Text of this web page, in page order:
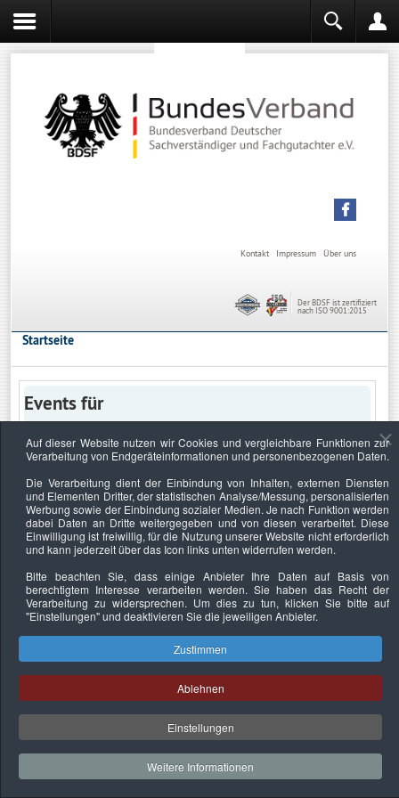
Über uns
Impressum
Kontakt
Der BDSF ist zertifiziert
nach ISO 9001:2015
Startseite
Events für
Keine Termine
Datenschutzerklärung Urheberrechtsnachweise Nachhaltigkeit
Copyright © 2026. Bundesverband Deutscher
Sachverständiger und Fachgutachter e.V..
Auf dieser Website nutzen wir Cookies und vergleichbare Funktionen zur
Verarbeitung von Endgeräteinformationen und personenbezogenen Daten.
Die Verarbeitung dient der Einbindung von Inhalten, externen Diensten
und Elementen Dritter, der statistischen Analyse/Messung, personalisierten
Werbung sowie der Einbindung sozialer Medien. Je nach Funktion werden
dabei Daten an Dritte weitergegeben und von diesen verarbeitet. Diese
Einwilligung ist freiwillig, für die Nutzung unserer Website nicht erforderlich
und kann jederzeit über das Icon links unten widerrufen werden.
Bitte beachten Sie, dass einige Anbieter Ihre Daten auf Basis von
berechtigtem Interesse verarbeiten werden. Sie haben das Recht der
Verarbeitung zu widersprechen. Um dies zu tun, klicken Sie bitte auf
"Einstellungen"und deaktivieren Sie die jeweiligen Anbieter.
Zustimmen
Ablehnen
Einstellungen
Weitere Informationen